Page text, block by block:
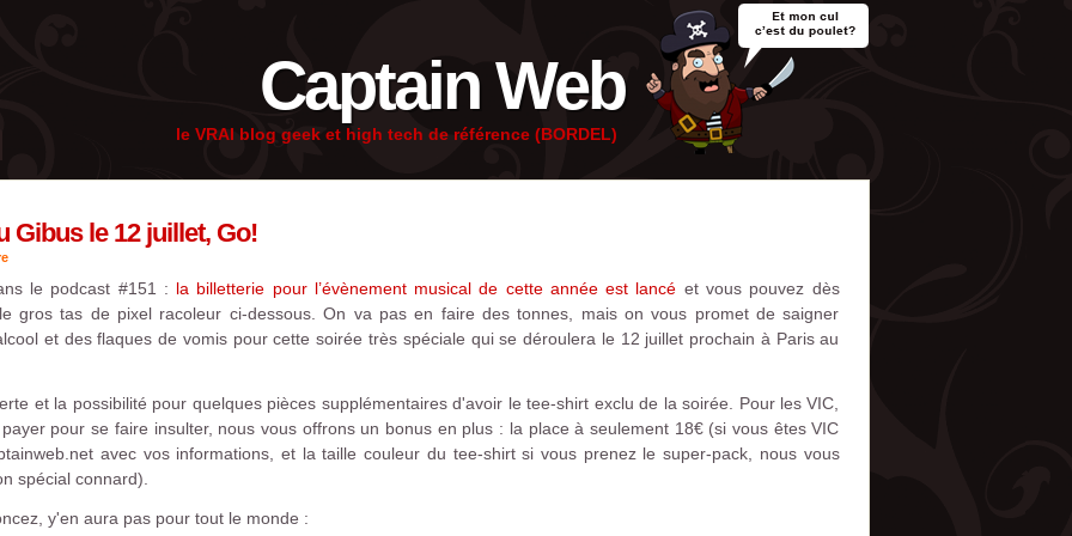
Captain Web
le VRAI blog geek et high tech de référence (BORDEL)
Gibus le 12 juillet, Go!
le podcast #151 : la billetterie pour l’évènement musical de cette année est lancé et vous pouvez dès
gros tas de pixel racoleur ci-dessous. On va pas en faire des tonnes, mais on vous promet de saigner
et des flaques de vomis pour cette soirée très spéciale qui se déroulera le 12 juillet prochain à Paris au
et la possibilité pour quelques pièces supplémentaires d'avoir le tee-shirt exclu de la soirée. Pour les VIC,
pour se faire insulter, nous vous offrons un bonus en plus : la place à seulement 18€ (si vous êtes VIC
avec vos informations, et la taille couleur du tee-shirt si vous prenez le super-pack, nous vous
spécial connard).
y'en aura pas pour tout le monde :